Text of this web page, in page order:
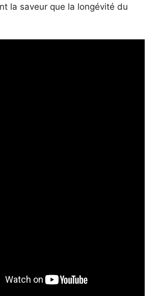
la saveur que la longévité du